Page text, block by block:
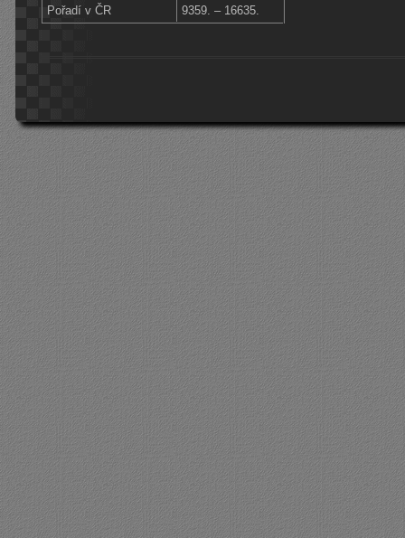
Pořadí v ČR
9359. – 16635.